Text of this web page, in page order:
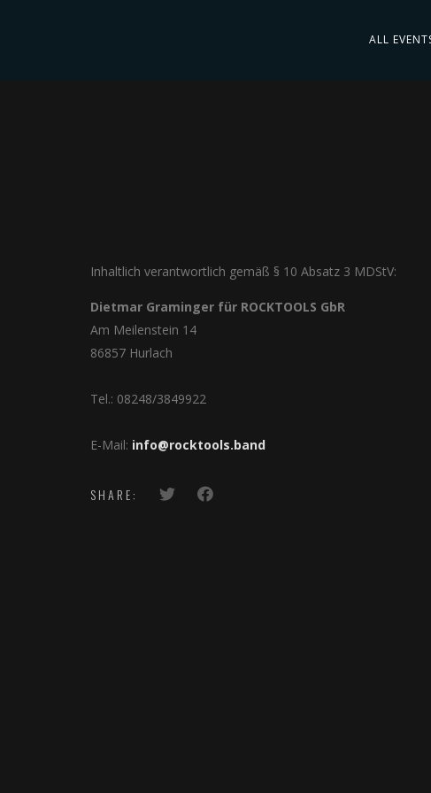
ALL
Inhaltlich verantwortlich gemäß § 10 Absatz 3 MDStV:
Dietmar Graminger für ROCKTOOLS GbR
Am Meilenstein 14
86857 Hurlach
Tel.: 08248/3849922
E-Mail: info@rocktools.band
SHARE: